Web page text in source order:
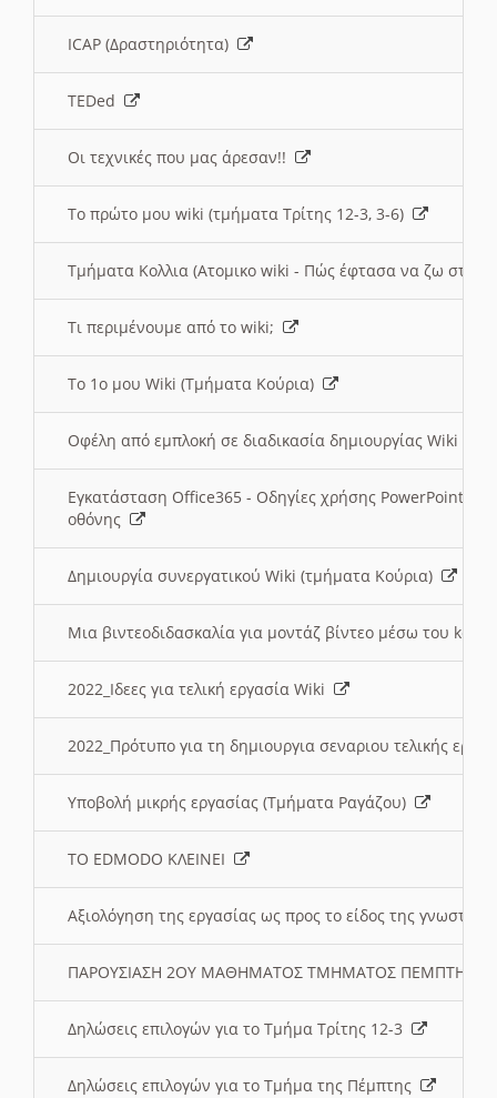
ICAP (Δραστηριότητα)
TEDed
Οι τεχνικές που μας άρεσαν!!
Το πρώτο μου wiki (τμήματα Τρίτης 12-3, 3-6)
Τμήματα Κολλια (Ατομικο wiki - Πώς έφτασα να ζω στην
Τι περιμένουμε από το wiki;
Το 1ο μου Wiki (Τμήματα Κούρια)
Οφέλη από εμπλοκή σε διαδικασία δημιουργίας Wiki
Εγκατάσταση Office365 - Οδηγίες χρήσης PowerPoint
οθόνης
Δημιουργία συνεργατικού Wiki (τμήματα Κούρια)
Μια βιντεοδιδασκαλία για μοντάζ βίντεο μέσω του
2022_Ιδεες για τελική εργασία Wiki
2022_Πρότυπο για τη δημιουργια σεναριου τελικής
Υποβολή μικρής εργασίας (Τμήματα Ραγάζου)
ΤΟ EDMODO ΚΛΕΙΝΕΙ
Αξιολόγηση της εργασίας ως προς το είδος της
ΠΑΡΟΥΣΙΑΣΗ 2ΟΥ ΜΑΘΗΜΑΤΟΣ ΤΜΗΜΑΤΟΣ
Δηλώσεις επιλογών για το Τμήμα Τρίτης 12-3
Δηλώσεις επιλογών για το Τμήμα της Πέμπτης